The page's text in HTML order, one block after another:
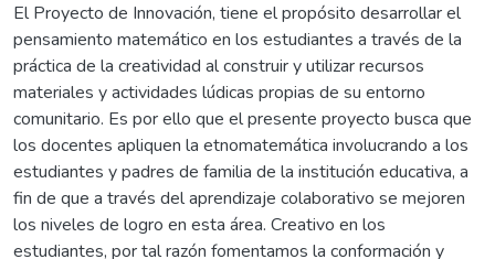
El Proyecto de Innovación, tiene el propósito desarrollar el
pensamiento matemático en los estudiantes a través de la
práctica de la creatividad al construir y utilizar recursos
materiales y actividades lúdicas propias de su entorno
comunitario. Es por ello que el presente proyecto busca que
los docentes apliquen la etnomatemática involucrando a los
estudiantes y padres de familia de la institución educativa, a
fin de que a través del aprendizaje colaborativo se mejoren
los niveles de logro en esta área. Creativo en los
estudiantes, por tal razón fomentamos la conformación y